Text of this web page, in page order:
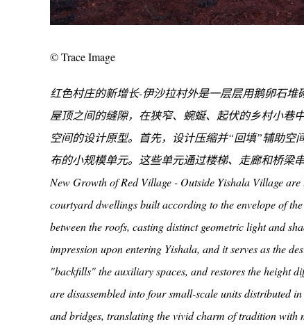
© Trace Image
红色村庄的新增长-伊沙拉村外是一层层用鹅卵石
屋顶之间的缝隙，在狭窄、蜿蜒、起伏的乡村小巷
空间的设计原型。首先，设计压缩并“回填”辅助
布的小规模单元。这些单元通过楼梯、走廊和桥梁
New Growth of Red Village - Outside Yishala Village
courtyard dwellings built according to the envelope of
between the roofs, casting distinct geometric light and
impression upon entering Yishala, and it serves as the
"backfills" the auxiliary spaces, and restores the height
are disassembled into four small-scale units distributed
and bridges, translating the vivid charm of tradition with